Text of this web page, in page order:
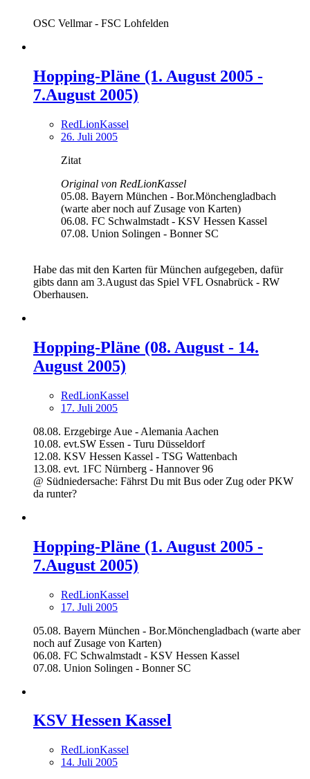
OSC Vellmar - FSC Lohfelden
Hopping-Pläne (1. August 2005 -
7.August 2005)
RedLionKassel
26. Juli 2005
Zitat
Original von RedLionKassel
05.08. Bayern München - Bor.Mönchengladbach
(warte aber noch auf Zusage von Karten)
06.08. FC Schwalmstadt - KSV Hessen Kassel
07.08. Union Solingen - Bonner SC
Habe das mit den Karten für München aufgegeben, dafür
gibts dann am 3.August das Spiel VFL Osnabrück - RW
Oberhausen.
Hopping-Pläne (08. August - 14.
August 2005)
RedLionKassel
17. Juli 2005
08.08. Erzgebirge Aue - Alemania Aachen
10.08. evt.SW Essen - Turu Düsseldorf
12.08. KSV Hessen Kassel - TSG Wattenbach
13.08. evt. 1FC Nürnberg - Hannover 96
@ Südniedersache: Fährst Du mit Bus oder Zug oder PKW
da runter?
Hopping-Pläne (1. August 2005 -
7.August 2005)
RedLionKassel
17. Juli 2005
05.08. Bayern München - Bor.Mönchengladbach (warte aber
noch auf Zusage von Karten)
06.08. FC Schwalmstadt - KSV Hessen Kassel
07.08. Union Solingen - Bonner SC
KSV Hessen Kassel
RedLionKassel
14. Juli 2005